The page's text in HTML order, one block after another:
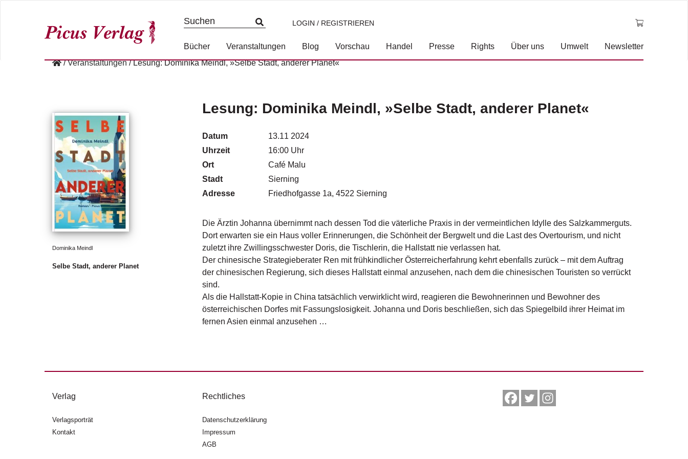
LOGIN / REGISTRIEREN
Bücher Veranstaltungen Blog Vorschau Handel Presse Rights Über uns Umwelt
Newsletter
/ Veranstaltungen / Lesung: Dominika Meindl, »Selbe Stadt, anderer Planet«
Lesung: Dominika Meindl, »Selbe Stadt, anderer Planet«
Datum
13.11 2024
Uhrzeit
16:00 Uhr
Ort
Café Malu
Stadt
Sierning
Adresse
Friedhofgasse 1a, 4522 Sierning
Die Ärztin Johanna übernimmt nach dessen Tod die väterliche Praxis in der vermeintlichen Idylle des Salzkammerguts.
Dort erwarten sie ein Haus voller Erinnerungen, die Schönheit der Bergwelt und die Last des Overtourism, und nicht
zuletzt ihre Zwillingsschwester Doris, die Tischlerin, die Hallstatt nie verlassen hat.
Der chinesische Strategieberater Ren mit frühkindlicher Österreicherfahrung kehrt ebenfalls zurück – mit dem Auftrag
der chinesischen Regierung, sich dieses Hallstatt einmal anzusehen, nach dem die chinesischen Touristen so verrückt
sind.
Als die Hallstatt-Kopie in China tatsächlich verwirklicht wird, reagieren die Bewohnerinnen und Bewohner des
österreichischen Dorfes mit Fassungslosigkeit. Johanna und Doris beschließen, sich das Spiegelbild ihrer Heimat im
fernen Asien einmal anzusehen …
Dominika Meindl
Selbe Stadt, anderer Planet
Verlag
Verlagsporträt
Kontakt
Rechtliches
Datenschutzerklärung
Impressum
AGB